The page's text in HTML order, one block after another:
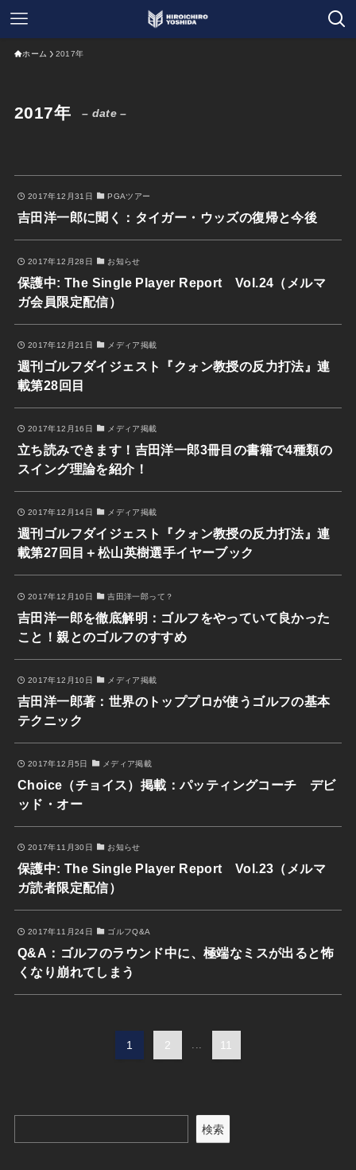
ホーム 2017年
2017年 – date –
2017年12月31日 PGAツアー
吉田洋一郎に聞く：タイガー・ウッズの復帰と今後
2017年12月28日 お知らせ
保護中: The Single Player Report Vol.24（メルマ
ガ会員限定配信）
2017年12月21日 メディア掲載
週刊ゴルフダイジェスト『クォン教授の反力打法』連
載第28回目
2017年12月16日 メディア掲載
立ち読みできます！吉田洋一郎3冊目の書籍で4種類の
スイング理論を紹介！
2017年12月14日 メディア掲載
週刊ゴルフダイジェスト『クォン教授の反力打法』連
載第27回目＋松山英樹選手イヤーブック
2017年12月10日 吉田洋一郎って？
吉田洋一郎を徹底解明：ゴルフをやっていて良かった
こと！親とのゴルフのすすめ
2017年12月10日 メディア掲載
吉田洋一郎著：世界のトッププロが使うゴルフの基本
テクニック
2017年12月5日 メディア掲載
Choice（チョイス）掲載：パッティングコーチ デビ
ッド・オー
2017年11月30日 お知らせ
保護中: The Single Player Report Vol.23（メルマ
ガ読者限定配信）
2017年11月24日 ゴルフQ&A
Q&A：ゴルフのラウンド中に、極端なミスが出ると怖
くなり崩れてしまう
1 2 11
検索